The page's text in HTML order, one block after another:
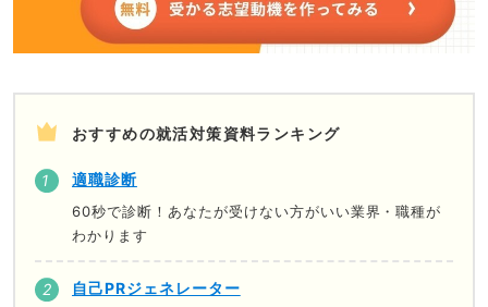
おすすめの就活対策資料ランキング
適職診断
60秒で診断！あなたが受けない方がいい業界・職種が
わかります
自己PRジェネレーター